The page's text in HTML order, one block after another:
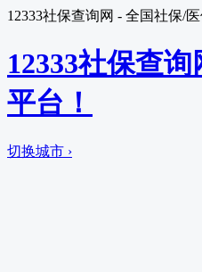
12333社保查询网 - 全国社保/
12333社保查
平台！
切换城市 ›